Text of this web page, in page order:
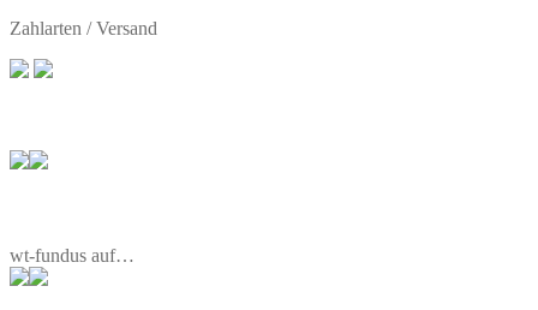
Zahlarten / Versand
wt-fundus auf…